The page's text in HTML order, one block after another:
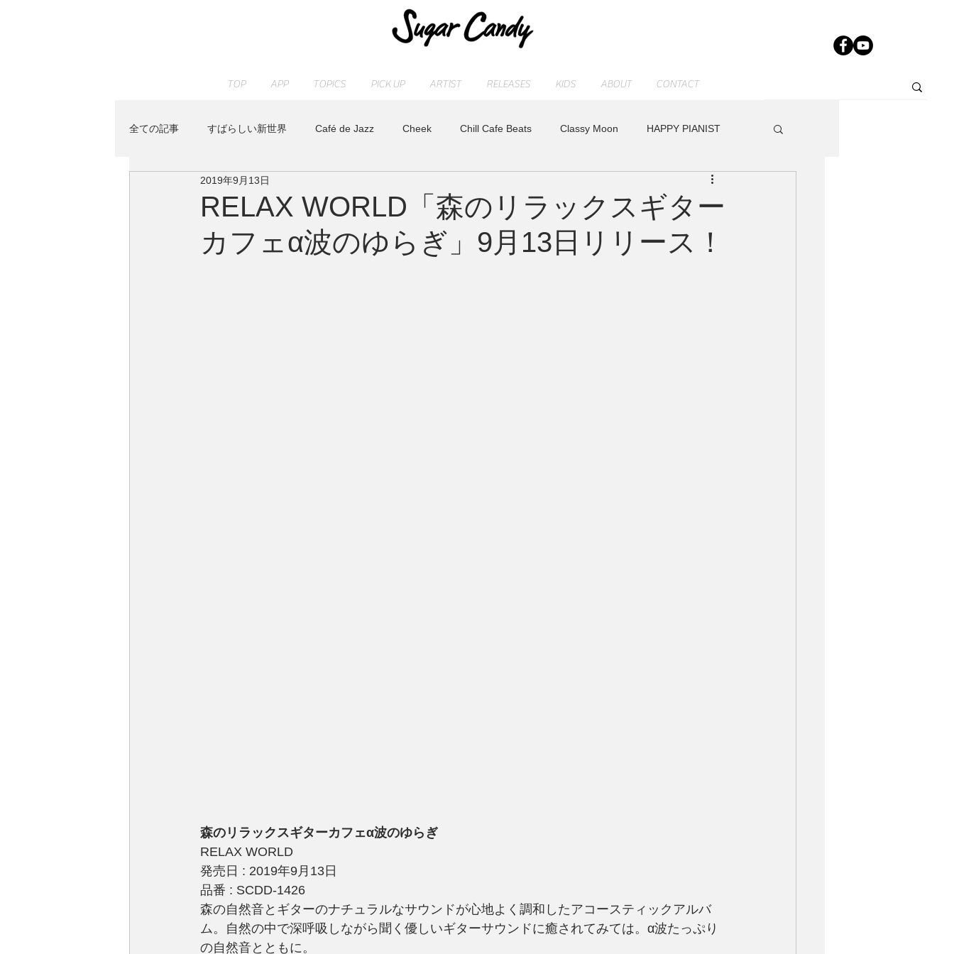
TOP APP TOPICS PICK UP ARTIST RELEASES KIDS ABOUT CONTACT
全ての記事 すばらしい新世界 Café de Jazz Cheek Chill Cafe Beats Classy Moon HAPPY PIANIST
JAZZ PARADISE KENTA HAYASHI Other
Peaceful Piano RELAX WORLD Release SLEEP PIANO STAFF blog sugarcandy Track Maker R
RELAX WORLD「森のリラックスギター
カフェα波のゆらぎ」9月13日リリース！
2019年9月13日
森のリラックスギターカフェα波のゆらぎ
RELAX WORLD
発売日 : 2019年9月13日
品番 : SCDD-1426
森の自然音とギターのナチュラルなサウンドが心地よく調和したアコースティックアルバ
ム。自然の中で深呼吸しながら聞く優しいギターサウンドに癒されてみては。α波たっぷり
の自然音とともに。